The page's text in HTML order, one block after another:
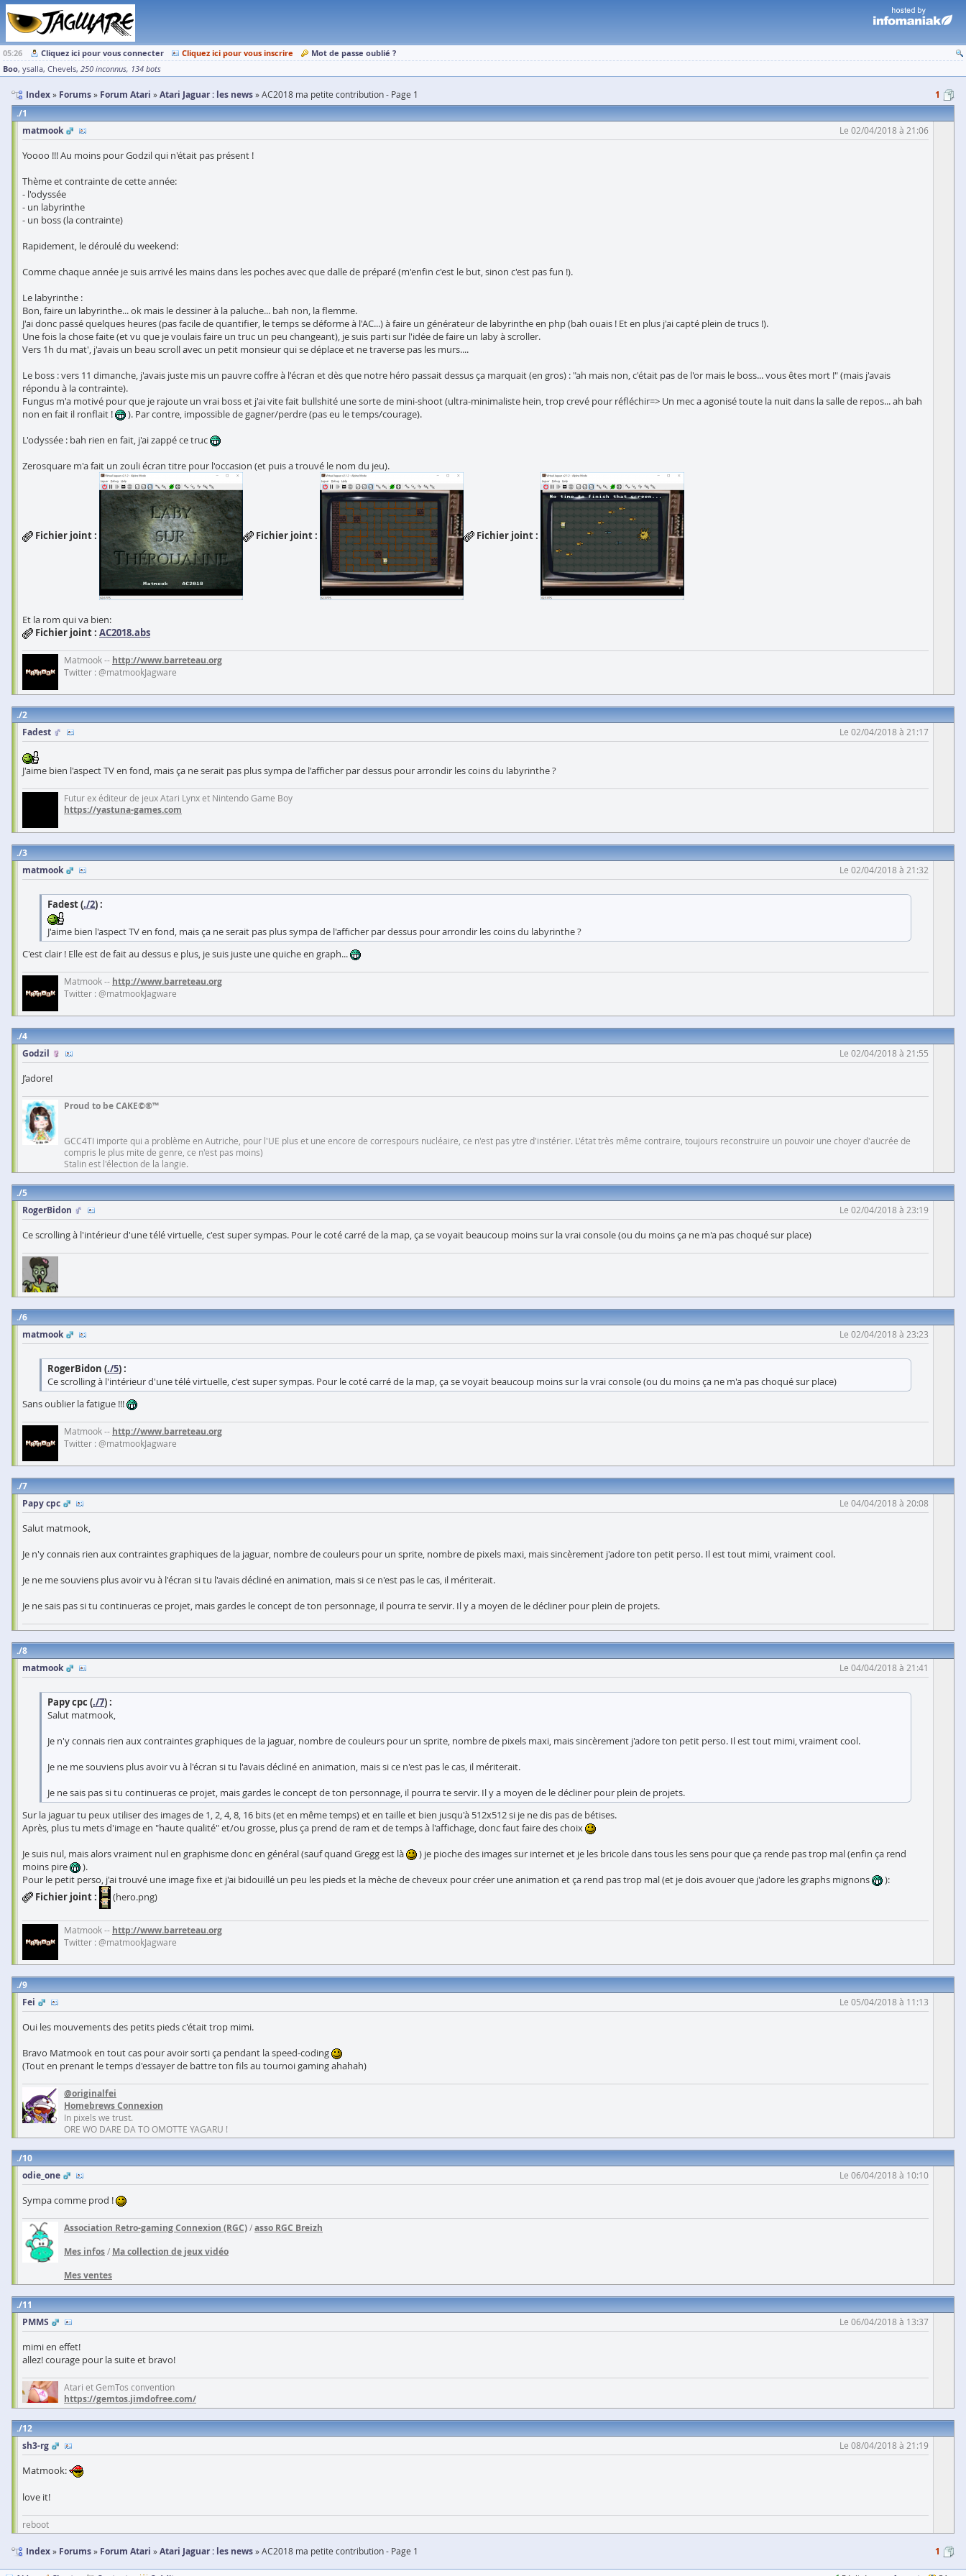
05:26 Cliquez ici pour vous connecter Cliquez ici pour vous inscrire
Mot de passe oublié ?
Boo ysalla Chevels 250 inconnus 134 bots
Index Forums Forum Atari Atari Jaguar : les news AC2018 ma petite contribution - Page 1
1
1
matmook
Le 02/04/2018 à 21:06
Yoooo !!! Au moins pour Godzil qui n'était pas présent !
Thème et contrainte de cette année:
- l'odyssée
- un labyrinthe
- un boss (la contrainte)
Rapidement, le déroulé du weekend:
Comme chaque année je suis arrivé les mains dans les poches avec que dalle de préparé (m'enfin c'est le but, sinon c'est pas fun !).
Le labyrinthe :
Bon, faire un labyrinthe... ok mais le dessiner à la paluche... bah non, la flemme.
J'ai donc passé quelques heures (pas facile de quantifier, le temps se déforme à l'AC...) à faire un générateur de labyrinthe en php (bah ouais ! Et en plus j'ai capté plein de trucs !).
Une fois la chose faite (et vu que je voulais faire un truc un peu changeant), je suis parti sur l'idée de faire un laby à scroller.
Vers 1h du mat', j'avais un beau scroll avec un petit monsieur qui se déplace et ne traverse pas les murs....
Le boss : vers 11 dimanche, j'avais juste mis un pauvre coffre à l'écran et dès que notre héro passait dessus ça marquait (en gros) : "ah mais non, c'était pas de l'or mais le boss... vous êtes mort !" (mais j'avais
répondu à la contrainte).
Fungus m'a motivé pour que je rajoute un vrai boss et j'ai vite fait bullshité une sorte de mini-shoot (ultra-minimaliste hein, trop crevé pour réfléchir=> Un mec a agonisé toute la nuit dans la salle de repos... ah bah
non en fait il ronflait !
). Par contre, impossible de gagner/perdre (pas eu le temps/courage).
L'odyssée : bah rien en fait, j'ai zappé ce truc
Zerosquare m'a fait un zouli écran titre pour l'occasion (et puis a trouvé le nom du jeu).
Fichier joint : Fichier joint : Fichier joint :
Et la rom qui va bien:
Fichier joint : AC2018.abs
Matmook -- http://www.barreteau.org
Twitter : @matmookJagware
2
Fadest
Le 02/04/2018 à 21:17
J'aime bien l'aspect TV en fond, mais ça ne serait pas plus sympa de l'afficher par dessus pour arrondir les coins du labyrinthe ?
Futur ex éditeur de jeux Atari Lynx et Nintendo Game Boy
https://yastuna-games.com
3
matmook
Le 02/04/2018 à 21:32
Fadest (./2) :
J'aime bien l'aspect TV en fond, mais ça ne serait pas plus sympa de l'afficher par dessus pour arrondir les coins du labyrinthe ?
C'est clair ! Elle est de fait au dessus e plus, je suis juste une quiche en graph...
Matmook -- http://www.barreteau.org
Twitter : @matmookJagware
4
Godzil
Le 02/04/2018 à 21:55
J’adore!
Proud to be CAKE©®™
GCC4TI importe qui a problème en Autriche, pour l'UE plus et une encore de correspours nucléaire, ce n'est pas ytre d'instérier. L'état très même contraire, toujours reconstruire un pouvoir une choyer d'aucrée de
compris le plus mite de genre, ce n'est pas moins)
Stalin est l'élection de la langie.
5
RogerBidon
Le 02/04/2018 à 23:19
Ce scrolling à l'intérieur d'une télé virtuelle, c'est super sympas. Pour le coté carré de la map, ça se voyait beaucoup moins sur la vrai console (ou du moins ça ne m'a pas choqué sur place)
6
matmook
Le 02/04/2018 à 23:23
RogerBidon (./5) :
Ce scrolling à l'intérieur d'une télé virtuelle, c'est super sympas. Pour le coté carré de la map, ça se voyait beaucoup moins sur la vrai console (ou du moins ça ne m'a pas choqué sur place)
Sans oublier la fatigue !!!
Matmook -- http://www.barreteau.org
Twitter : @matmookJagware
7
Papy cpc
Le 04/04/2018 à 20:08
Salut matmook,
Je n'y connais rien aux contraintes graphiques de la jaguar, nombre de couleurs pour un sprite, nombre de pixels maxi, mais sincèrement j'adore ton petit perso. Il est tout mimi, vraiment cool.
Je ne me souviens plus avoir vu à l'écran si tu l'avais décliné en animation, mais si ce n'est pas le cas, il mériterait.
Je ne sais pas si tu continueras ce projet, mais gardes le concept de ton personnage, il pourra te servir. Il y a moyen de le décliner pour plein de projets.
8
matmook
Le 04/04/2018 à 21:41
Papy cpc (./7) :
Salut matmook,
Je n'y connais rien aux contraintes graphiques de la jaguar, nombre de couleurs pour un sprite, nombre de pixels maxi, mais sincèrement j'adore ton petit perso. Il est tout mimi, vraiment cool.
Je ne me souviens plus avoir vu à l'écran si tu l'avais décliné en animation, mais si ce n'est pas le cas, il mériterait.
Je ne sais pas si tu continueras ce projet, mais gardes le concept de ton personnage, il pourra te servir. Il y a moyen de le décliner pour plein de projets.
Sur la jaguar tu peux utiliser des images de 1, 2, 4, 8, 16 bits (et en même temps) et en taille et bien jusqu'à 512x512 si je ne dis pas de bétises.
Après, plus tu mets d'image en "haute qualité" et/ou grosse, plus ça prend de ram et de temps à l'affichage, donc faut faire des choix
Je suis nul, mais alors vraiment nul en graphisme donc en général (sauf quand Gregg est là
) je pioche des images sur internet et je les bricole dans tous les sens pour que ça rende pas trop mal (enfin ça rend
moins pire
).
Pour le petit perso, j'ai trouvé une image fixe et j'ai bidouillé un peu les pieds et la mèche de cheveux pour créer une animation et ça rend pas trop mal (et je dois avouer que j'adore les graphs mignons
):
Fichier joint :
(hero.png)
Matmook -- http://www.barreteau.org
Twitter : @matmookJagware
9
Fei
Le 05/04/2018 à 11:13
Oui les mouvements des petits pieds c'était trop mimi.
Bravo Matmook en tout cas pour avoir sorti ça pendant la speed-coding
(Tout en prenant le temps d'essayer de battre ton fils au tournoi gaming ahahah)
@originalfei
Homebrews Connexion
In pixels we trust.
ORE WO DARE DA TO OMOTTE YAGARU !
10
odie_one
Le 06/04/2018 à 10:10
Sympa comme prod !
Association Retro-gaming Connexion (RGC)/asso RGC Breizh
Mes infos/ Ma collection de jeux vidéo
Mes ventes
11
PMMS
Le 06/04/2018 à 13:37
mimi en effet!
allez! courage pour la suite et bravo!
Atari et GemTos convention
https://gemtos.jimdofree.com/
12
sh3-rg
Le 08/04/2018 à 21:19
Matmook:
love it!
reboot
Index Forums Forum Atari Atari Jaguar : les news AC2018 ma petite contribution - Page 1 1